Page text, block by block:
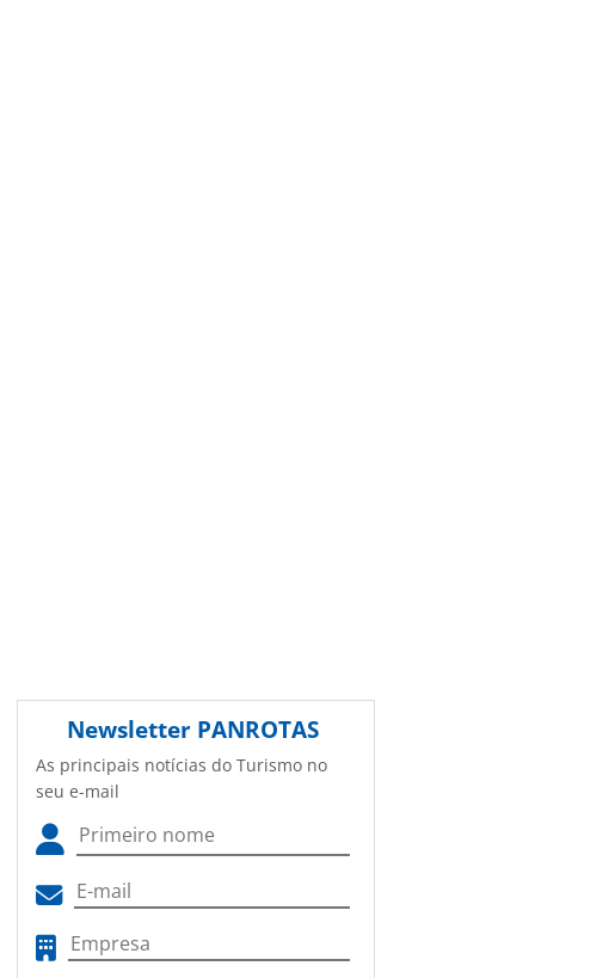
Newsletter PANROTAS
As principais notícias do Turismo no
seu e-mail